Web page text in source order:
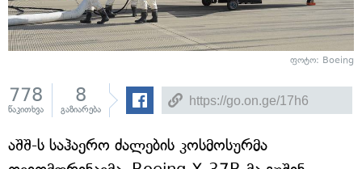
ფოტო: Boeing
778
წაკითხვა
8
გაზიარება
აშშ-ს საჰაერო ძალების კოსმოსურმა